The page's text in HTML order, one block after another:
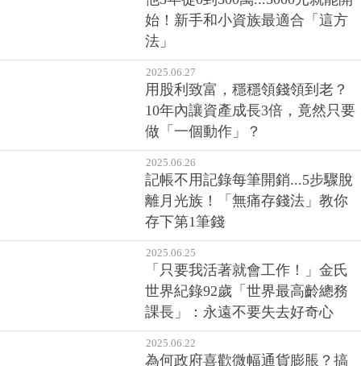
始！新手和小資族最適合「這方
法」
2025.06.27
用股利致富，穩穩領錢領到老？
10年內讓資產成長3倍，竟然只要
做「一個動作」？
2025.06.26
記帳不用記錄每筆開銷...5步驟脫
離月光族！「無痛存錢法」教你
存下第1筆錢
2025.06.25
「只要我活著就會工作！」金氏
世界紀錄92歲「世界最高齡總務
課長」：永遠不要失去好奇心
2025.06.22
為何政府喜歡微幅通貨膨脹？搞